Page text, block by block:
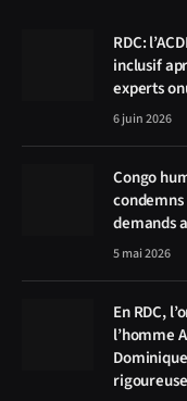
RDC:
inclusif
experts
6 juin 2026
Congo
demands
5 mai 2026
En RDC,
l’homme
rigoureuse